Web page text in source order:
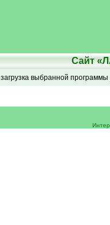
Сайт
загрузка выбранной программы